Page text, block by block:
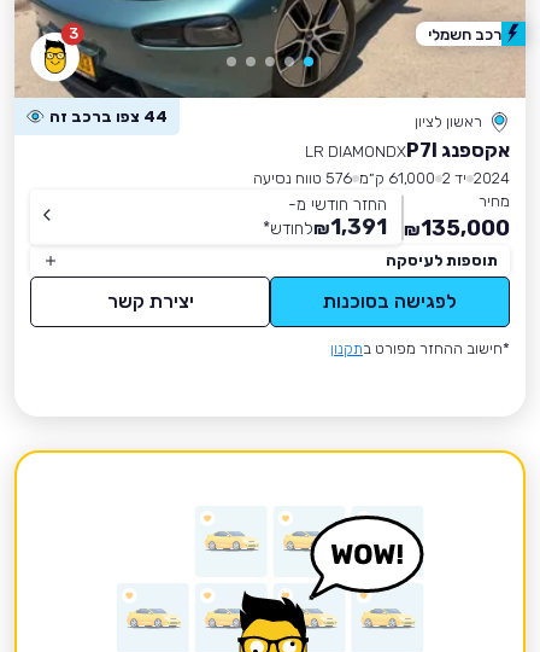
3
ראשון לציון 44 צפו ברכב זה
אקספנג P7I
LR DIAMONDX
2024 יד 2 61,000 ק״מ
576 טווח נסיעה
מחיר
135,000
₪
החזר חודשי מ-
1,391
₪לחודש*
תוספות לעיסקה
לפגישה בסוכנות יצירת קשר
*חישוב ההחזר מפורט בתקנון
רכב חשמלי